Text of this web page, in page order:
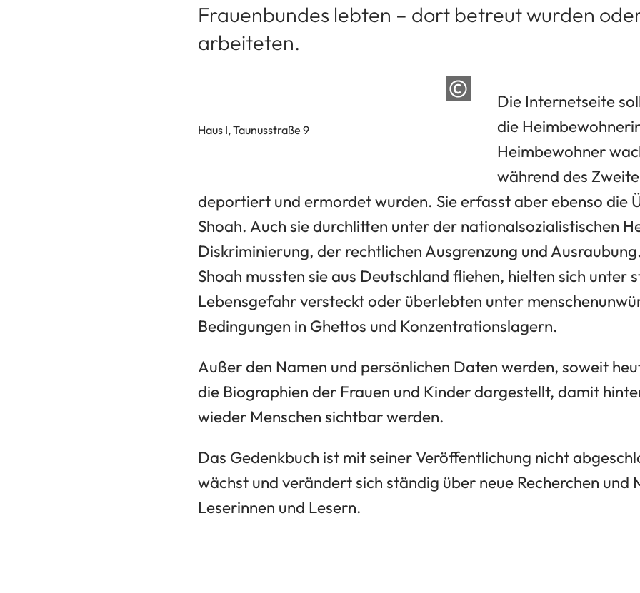
Frauenbundes lebten – dort betreut wurden
arbeiteten.
Haus I, Taunusstraße 9
Die Internetseite
die
Heimbewohner
während des
deportiert und ermordet wurden. Sie erfasst aber ebenso die
Shoah. Auch sie durchlitten unter der nationalsozialistischen
Diskriminierung, der rechtlichen Ausgrenzung und
Shoah mussten sie aus Deutschland fliehen, hielten sich unter
Lebensgefahr versteckt oder überlebten unter
Bedingungen in Ghettos und Konzentrationslagern.
Außer den Namen und persönlichen Daten werden, soweit
die Biographien der Frauen und Kinder dargestellt, damit
wieder Menschen sichtbar werden.
Das Gedenkbuch ist mit seiner Veröffentlichung nicht
wächst und verändert sich ständig über neue Recherchen und
Leserinnen und Lesern.